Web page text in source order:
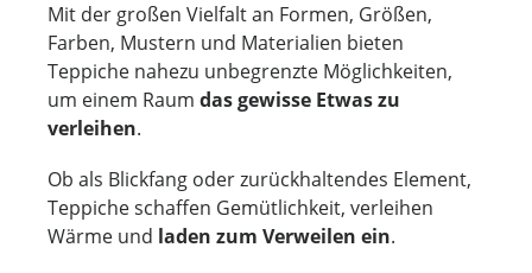
Mit der großen Vielfalt an Formen, Größen,
Farben, Mustern und Materialien bieten
Teppiche nahezu unbegrenzte Möglichkeiten,
um einem Raum das gewisse Etwas zu
verleihen.
Ob als Blickfang oder zurückhaltendes Element,
Teppiche schaffen Gemütlichkeit, verleihen
Wärme und laden zum Verweilen ein.